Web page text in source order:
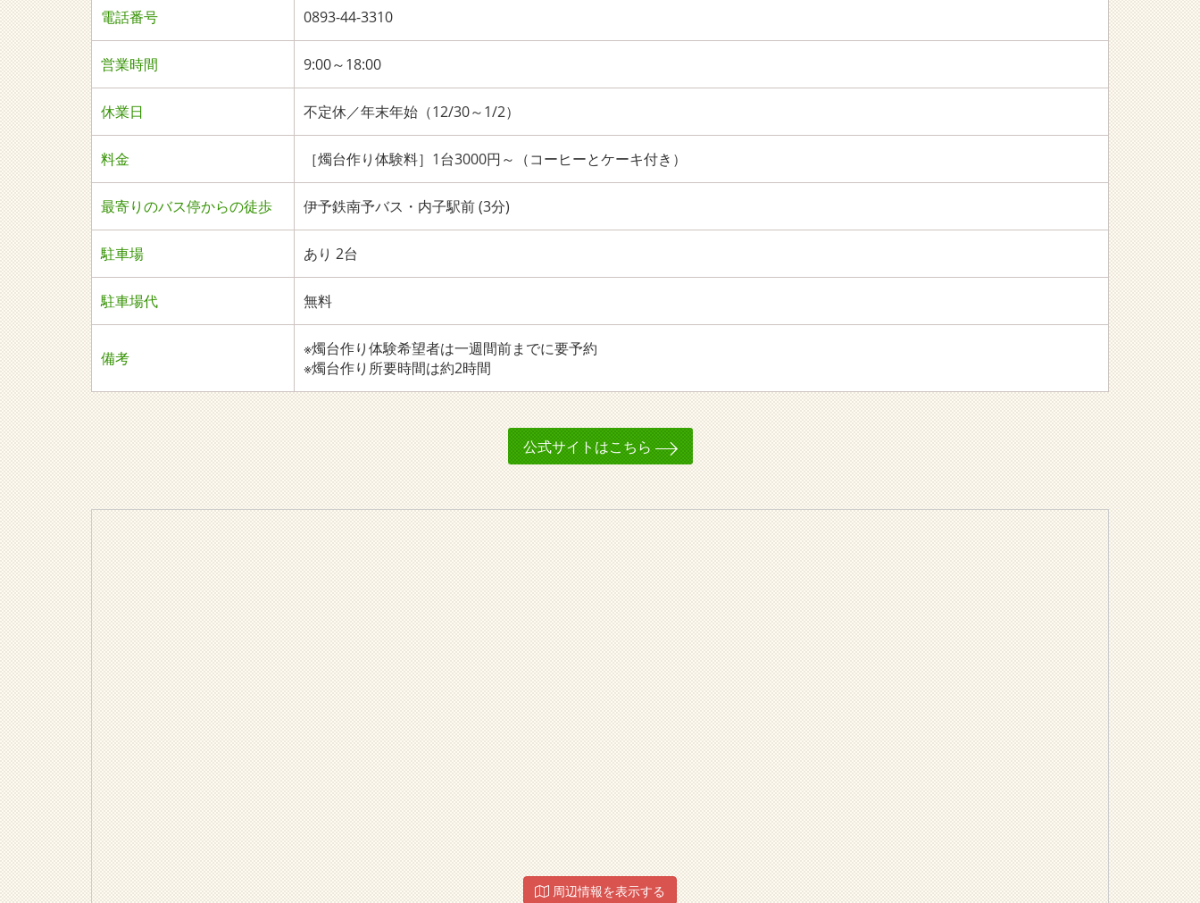
電話番号 0893-44-3310
営業時間 9:00～18:00
休業日 不定休／年末年始（12/30～1/2）
料金 ［燭台作り体験料］1台3000円～（コーヒーとケーキ付き）
最寄りのバス停からの徒歩 伊予鉄南予バス・内子駅前 (3分)
駐車場 あり 2台
駐車場代 無料
備考
※燭台作り体験希望者は一週間前までに要予約
※燭台作り所要時間は約2時間
公式サイトはこちら
周辺情報を表示する